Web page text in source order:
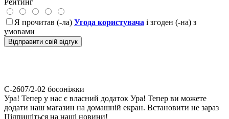
Рейтинг
Я прочитав (-ла) Угода користувача і згоден (-на) з
умовами
Відправити свій відгук
С-2607/2-02 босоніжки
Ура! Тепер у нас є власний додаток Ура! Тепер ви можете
додати наш магазин на домашній екран. Встановити не зараз
Підпишіться на наші новини!